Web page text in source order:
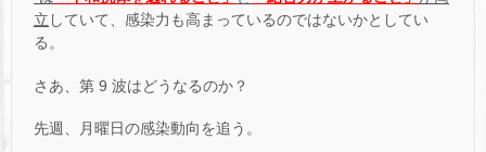
立 していて、感染力も高まっているのではないかとしてい
る。
さあ、第 9 波はどうなるのか？
先週、月曜日の感染動向を追う。